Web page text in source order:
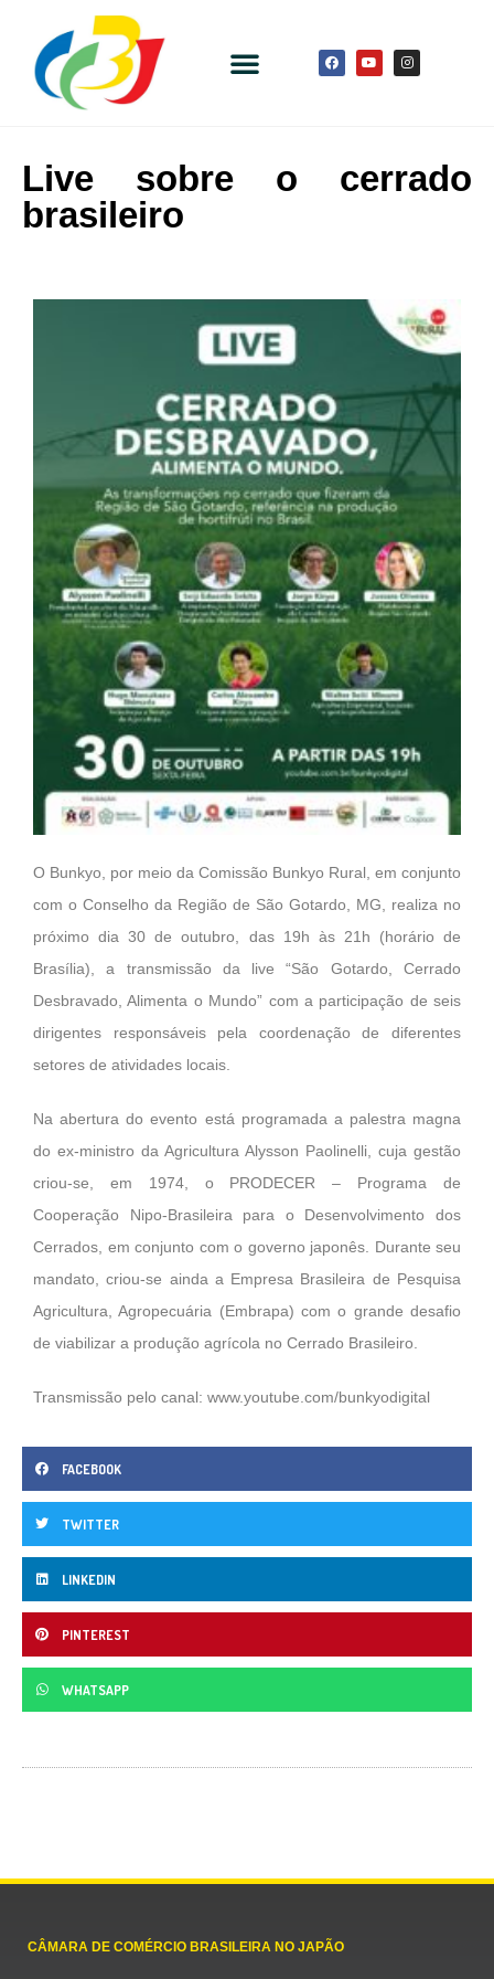
Live sobre o cerrado
brasileiro
O Bunkyo, por meio da Comissão Bunkyo Rural, em conjunto
com o Conselho da Região de São Gotardo, MG, realiza no
próximo dia 30 de outubro, das 19h às 21h (horário de
Brasília), a transmissão da live “São Gotardo, Cerrado
Desbravado, Alimenta o Mundo” com a participação de seis
dirigentes responsáveis pela coordenação de diferentes
setores de atividades locais.
Na abertura do evento está programada a palestra magna
do ex-ministro da Agricultura Alysson Paolinelli, cuja gestão
criou-se, em 1974, o PRODECER – Programa de
Cooperação Nipo-Brasileira para o Desenvolvimento dos
Cerrados, em conjunto com o governo japonês. Durante seu
mandato, criou-se ainda a Empresa Brasileira de Pesquisa
Agricultura, Agropecuária (Embrapa) com o grande desafio
de viabilizar a produção agrícola no Cerrado Brasileiro.
Transmissão pelo canal: www.youtube.com/bunkyodigital
FACEBOOK
TWITTER
LINKEDIN
PINTEREST
WHATSAPP
CÂMARA DE COMÉRCIO BRASILEIRA NO JAPÃO